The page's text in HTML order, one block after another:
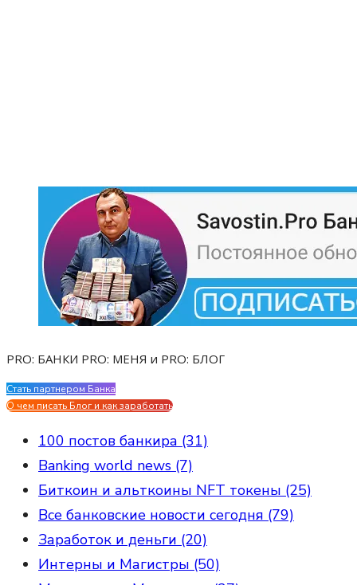
PRO: БАНКИ PRO: МЕНЯ и PRO: БЛОГ
Стать партнером Банка
О чем писать Блог и как заработать
100 постов банкира (31)
Banking world news (7)
Биткоин и альткоины NFT токены (25)
Все банковские новости сегодня (79)
Заработок и деньги (20)
Интерны и Магистры (50)